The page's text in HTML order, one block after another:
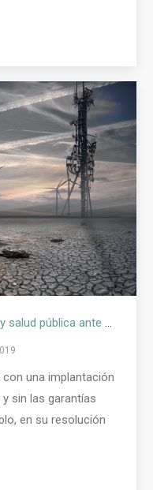
con una implantación
sin las garantías
en su resolución